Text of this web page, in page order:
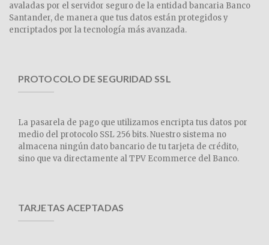
avaladas por el servidor seguro de la entidad bancaria Banco
Santander, de manera que tus datos están protegidos y
encriptados por la tecnología más avanzada.
PROTOCOLO DE SEGURIDAD SSL
La pasarela de pago que utilizamos encripta tus datos por
medio del protocolo SSL 256 bits. Nuestro sistema no
almacena ningún dato bancario de tu tarjeta de crédito,
sino que va directamente al TPV Ecommerce del Banco.
TARJETAS ACEPTADAS